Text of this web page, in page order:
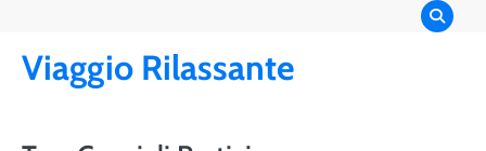
content
Viaggio Rilassante